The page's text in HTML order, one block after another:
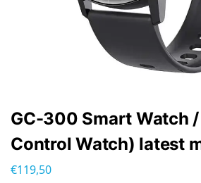
GC-300 Smart Watch
Control Watch) latest
€119,50